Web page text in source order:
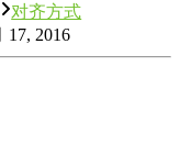
对齐方式
17, 2016